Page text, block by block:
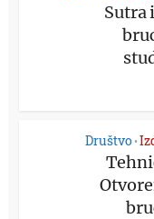
Sutra
Društvo•